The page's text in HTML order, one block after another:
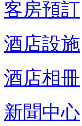
客房預訂
酒店設施
酒店相冊
新聞中心